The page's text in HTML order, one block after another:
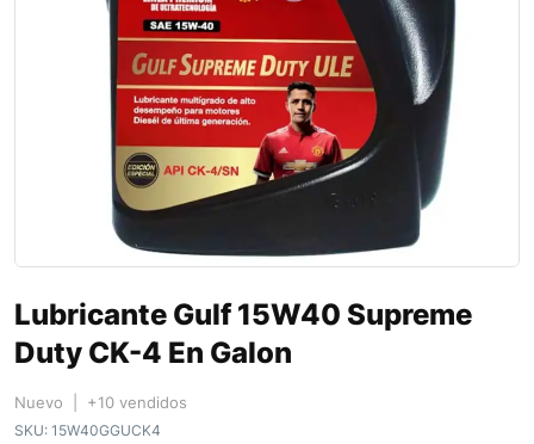
Lubricante Gulf 15W40 Supreme
Duty CK-4 En Galon
Nuevo | +10 vendidos
SKU: 15W40GGUCK4